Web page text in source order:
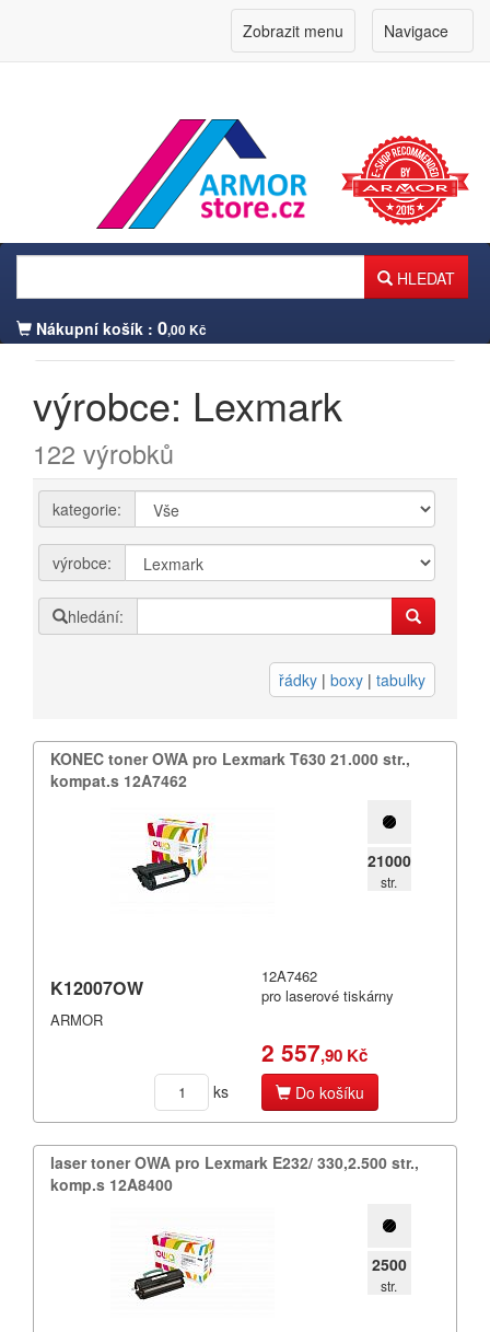
Navigace
Zobrazit menu
HLEDAT
Nákupní košík : 0,00 Kč
Přihlášení zákazníka
Přihlásit se
Nová registrace Ztráta hesla
3DW
Armor
Canon
DIN
Hermes
výrobce: Lexmark
122 výrobků
kategorie:
výrobce:
hledání:
řádky | boxy | tabulky
KONEC toner OWA pro Lexmark T630 21.​000 str.​,​
kompat.​s 12A7462
21000
str.
K12007OW
ARMOR
12A7462
pro laserové tiskárny
2 557,90 Kč
ks Do košíku
laser toner OWA pro Lexmark E232/​ 330,​2.​500 str.​,​
komp.​s 12A8400
2500
str.